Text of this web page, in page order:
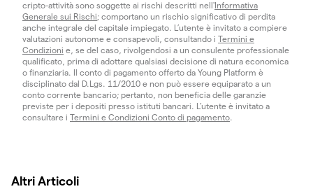
cripto-attività sono soggette ai rischi descritti nell' Informativa
Generale sui Rischi; comportano un rischio significativo di perdita
anche integrale del capitale impiegato. L’utente è invitato a compiere
valutazioni autonome e consapevoli, consultando i Termini e
Condizioni e, se del caso, rivolgendosi a un consulente professionale
qualificato, prima di adottare qualsiasi decisione di natura economica
o finanziaria. Il conto di pagamento offerto da Young Platform è
disciplinato dal D.Lgs. 11/2010 e non può essere equiparato a un
conto corrente bancario; pertanto, non beneficia delle garanzie
previste per i depositi presso istituti bancari. L’utente è invitato a
consultare i Termini e Condizioni Conto di pagamento.
Altri Articoli